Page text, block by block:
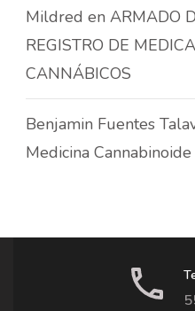
Mildred en ARMADO
REGISTRO DE
CANNÁBICOS
Benjamin Fuentes
Medicina Cannabinoide